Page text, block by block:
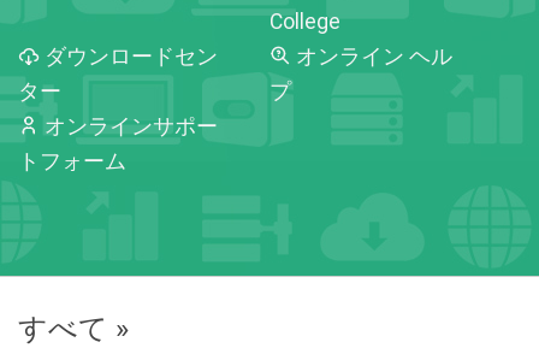
College
ダウンロードセン
ター
オンライン ヘル
プ
オンラインサポー
トフォーム
すべて »